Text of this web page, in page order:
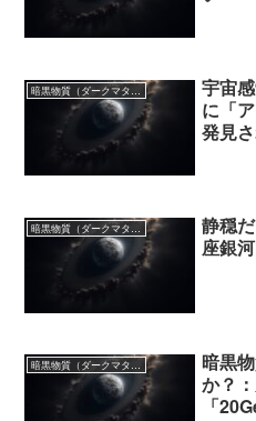
暗黒物質（ダークマター）
宇宙
に「
発見
暗黒物質（ダークマター）
静穏
座銀
暗黒物質（ダークマター）
暗黒
か？
「